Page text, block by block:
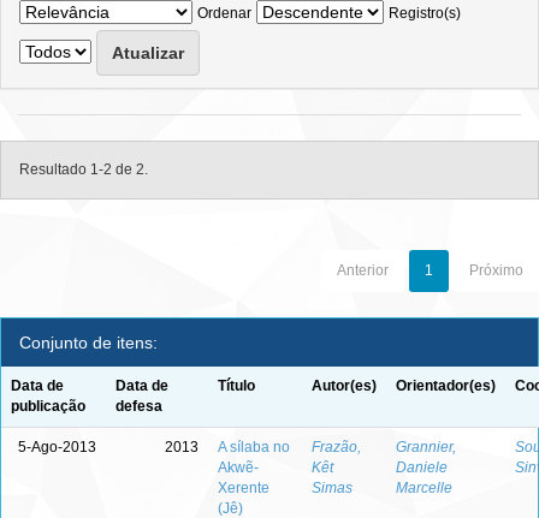
Ordenar
Registro(s)
Resultado 1-2 de 2.
Anterior 1 Próximo
Conjunto de itens:
Data de
publicação
Data de
defesa
Título Autor(es) Orientador(es)
5-Ago-2013 2013
A sílaba no
Akwẽ-
Xerente
(Jê)
Frazão,
Kêt
Simas
Grannier,
Daniele
Marcelle